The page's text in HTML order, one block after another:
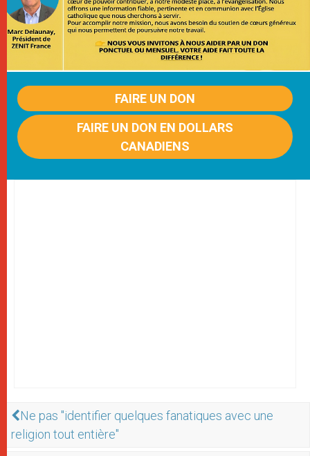
FAIRE UN DON
FAIRE UN DON EN DOLLARS
CANADIENS
Ne pas "identifier quelques fanatiques avec une
religion tout entière "